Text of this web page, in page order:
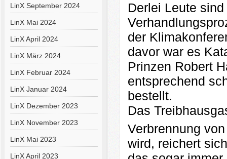
LinX September 2024
LinX Mai 2024
LinX April 2024
LinX März 2024
LinX Februar 2024
LinX Januar 2024
LinX Dezember 2023
LinX November 2023
LinX Mai 2023
LinX April 2023
Derlei Leute
der
davor war es
Prinzen Robert
entsprechend
bestellt.
Das
Verbrennung
wird, reichert